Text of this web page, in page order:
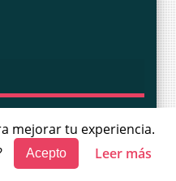
mejorar tu experiencia.
Acepto Leer más